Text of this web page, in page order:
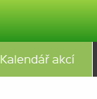
Kalendář akcí